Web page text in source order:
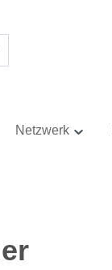
Netzwerk